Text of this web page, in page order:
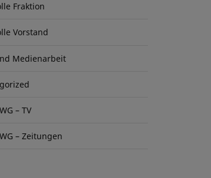
Fraktion
Vorstand
Medienarbeit
– TV
– Zeitungen